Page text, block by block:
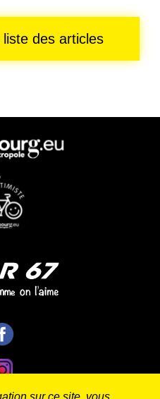
des articles
sur ce site, vous